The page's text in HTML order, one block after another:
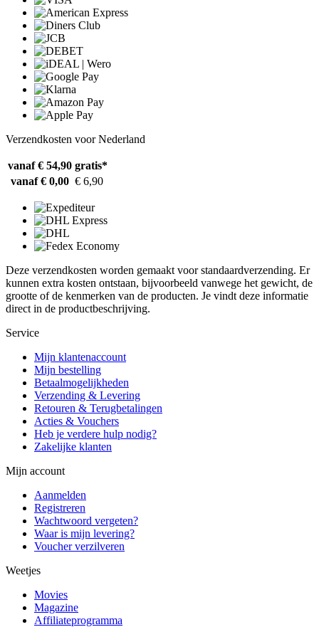
Verzendkosten voor Nederland
vanaf € 54,90 gratis*
vanaf € 0,00 € 6,90
Deze verzendkosten worden gemaakt voor standaardverzending. Er
kunnen extra kosten ontstaan, bijvoorbeeld vanwege het gewicht, de
grootte of de kenmerken van de producten. Je vindt deze informatie
direct in de productbeschrijving.
Service
Mijn klantenaccount
Mijn bestelling
Betaalmogelijkheden
Verzending & Levering
Retouren & Terugbetalingen
Acties & Vouchers
Heb je verdere hulp nodig?
Zakelijke klanten
Mijn account
Aanmelden
Registreren
Wachtwoord vergeten?
Waar is mijn levering?
Voucher verzilveren
Weetjes
Movies
Magazine
Affiliateprogramma